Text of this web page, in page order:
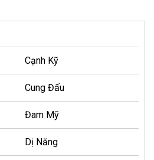
Cạnh Kỹ
Cung Đấu
Đam Mỹ
Dị Năng